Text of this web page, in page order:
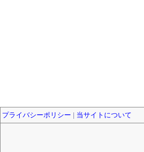
プライバシーポリシー 当サイトについて